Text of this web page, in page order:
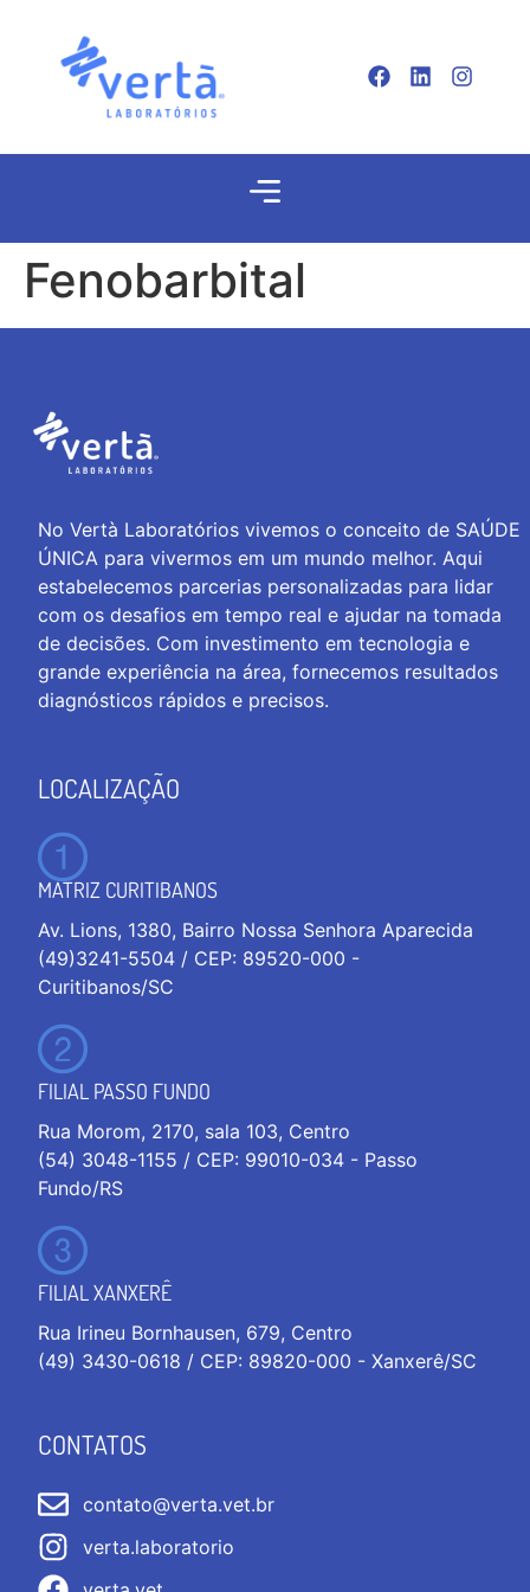
Fenobarbital
No Vertà Laboratórios vivemos o conceito de SAÚDE
ÚNICA para vivermos em um mundo melhor. Aqui
estabelecemos parcerias personalizadas para lidar
com os desafios em tempo real e ajudar na tomada
de decisões. Com investimento em tecnologia e
grande experiência na área, fornecemos resultados
diagnósticos rápidos e precisos.
LOCALIZAÇÃO
MATRIZ CURITIBANOS
Av. Lions, 1380, Bairro Nossa Senhora Aparecida
(49)3241-5504 / CEP: 89520-000 -
Curitibanos/SC
FILIAL PASSO FUNDO
Rua Morom, 2170, sala 103, Centro
(54) 3048-1155 / CEP: 99010-034 - Passo
Fundo/RS
FILIAL XANXERÊ
Rua Irineu Bornhausen, 679, Centro
(49) 3430-0618 / CEP: 89820-000 - Xanxerê/SC
CONTATOS
contato@verta.vet.br
verta.laboratorio